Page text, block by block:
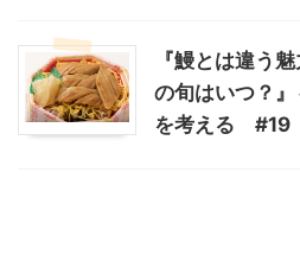
『鰻とは違う
の旬はいつ？
を考える #19